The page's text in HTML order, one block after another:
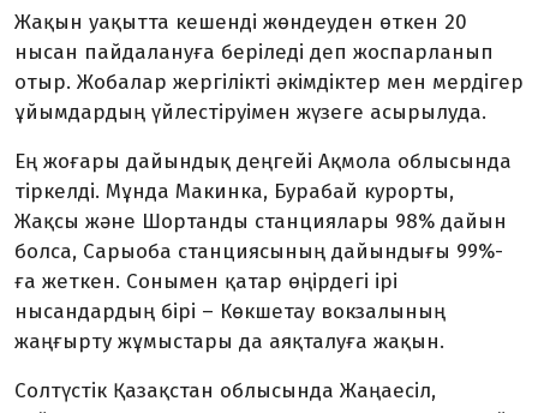
Жақын уақытта кешенді жөндеуден өткен 20
нысан пайдалануға беріледі деп жоспарланып
отыр. Жобалар жергілікті әкімдіктер мен мердігер
ұйымдардың үйлестіруімен жүзеге асырылуда.
Ең жоғары дайындық деңгейі Ақмола облысында
тіркелді. Мұнда Макинка, Бурабай курорты,
Жақсы және Шортанды станциялары 98% дайын
болса, Сарыоба станциясының дайындығы 99%-
ға жеткен. Сонымен қатар өңірдегі ірі
нысандардың бірі – Көкшетау вокзалының
жаңғырту жұмыстары да аяқталуға жақын.
Солтүстік Қазақстан облысында Жаңаесіл,